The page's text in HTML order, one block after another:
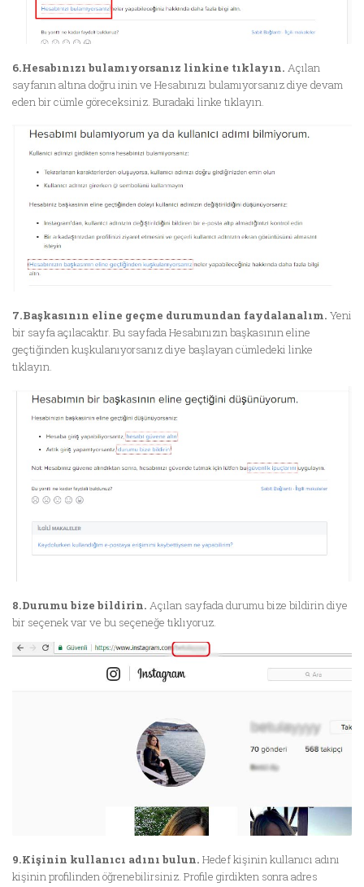
6.Hesabınızı bulamıyorsanız linkine tıklayın. Açılan
sayfanın altına doğru inin ve Hesabınızı bulamıyorsanız diye devam
eden bir cümle göreceksiniz. Buradaki linke tıklayın.
7.Başkasının eline geçme durumundan faydalanalım. Yeni
bir sayfa açılacaktır. Bu sayfada Hesabınızın başkasının eline
geçtiğinden kuşkulanıyorsanız diye başlayan cümledeki linke
tıklayın.
8.Durumu bize bildirin. Açılan sayfada durumu bize bildirin diye
bir seçenek var ve bu seçeneğe tıklıyoruz.
9.Kişinin kullanıcı adını bulun. Hedef kişinin kullanıcı adını
kişinin profilinden öğrenebilirsiniz. Profile girdikten sonra adres